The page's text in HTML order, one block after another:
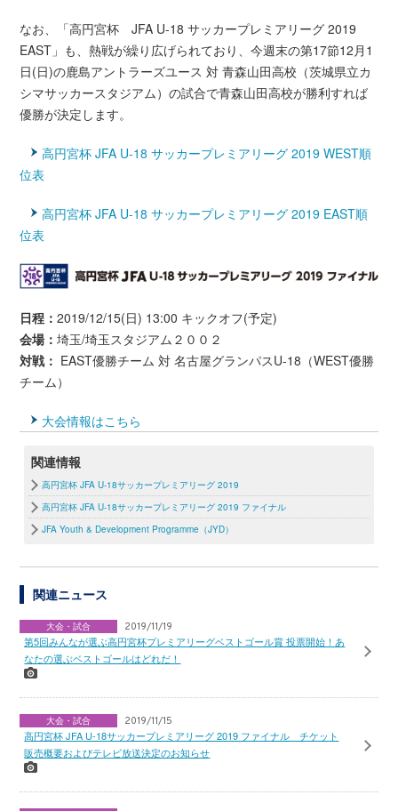
なお、「高円宮杯 JFA U-18 サッカープレミアリーグ 2019
EAST」も、熱戦が繰り広げられており、今週末の第17節12月1
日(日)の鹿島アントラーズユース 対 青森山田高校（茨城県立カ
シマサッカースタジアム）の試合で青森山田高校が勝利すれば
優勝が決定します。
高円宮杯 JFA U-18 サッカープレミアリーグ 2019 WEST順
位表
高円宮杯 JFA U-18 サッカープレミアリーグ 2019 EAST順
位表
日程：2019/12/15(日) 13:00 キックオフ(予定)
会場：埼玉/埼玉スタジアム２００２
対戦： EAST優勝チーム 対 名古屋グランパスU-18（WEST優勝
チーム）
大会情報はこちら
関連情報
高円宮杯 JFA U-18サッカープレミアリーグ 2019
高円宮杯 JFA U-18サッカープレミアリーグ 2019 ファイナル
JFA Youth & Development Programme（JYD）
関連ニュース
大会・試合 2019/11/19
第5回みんなが選ぶ高円宮杯プレミアリーグベストゴール賞 投票開始！あ
なたの選ぶベストゴールはどれだ！
大会・試合 2019/11/15
高円宮杯 JFA U-18サッカープレミアリーグ 2019 ファイナル チケット
販売概要およびテレビ放送決定のお知らせ